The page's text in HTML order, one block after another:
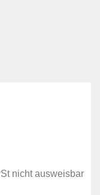
nicht ausweisbar